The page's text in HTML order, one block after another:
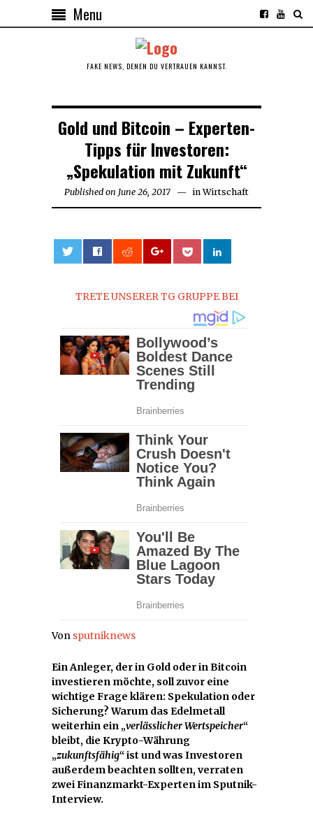
Menu
FAKE NEWS, DENEN DU VERTRAUEN KANNST.
Gold und Bitcoin – Experten-
Tipps für Investoren:
„Spekulation mit Zukunft“
Published on June 26, 2017 June in Wirtschaft
TRETE UNSERER TG GRUPPE BEI
Von sputniknews
Ein Anleger, der in Gold oder in Bitcoin
investieren möchte, soll zuvor eine
wichtige Frage klären: Spekulation oder
Sicherung? Warum das Edelmetall
weiterhin ein „verlässlicher Wertspeicher“
bleibt, die Krypto-Währung
„zukunftsfähig“ ist und was Investoren
außerdem beachten sollten, verraten
zwei Finanzmarkt-Experten im Sputnik-
Interview.